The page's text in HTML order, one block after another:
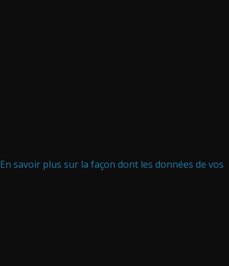
En savoir plus sur la façon dont les données de vos